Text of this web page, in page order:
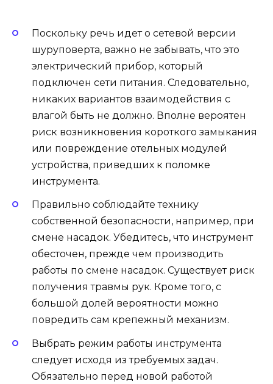
Поскольку речь идет о сетевой версии
шуруповерта, важно не забывать, что это
электрический прибор, который
подключен сети питания. Следовательно,
никаких вариантов взаимодействия с
влагой быть не должно. Вполне вероятен
риск возникновения короткого замыкания
или повреждение отельных модулей
устройства, приведших к поломке
инструмента.
Правильно соблюдайте технику
собственной безопасности, например, при
смене насадок. Убедитесь, что инструмент
обесточен, прежде чем производить
работы по смене насадок. Существует риск
получения травмы рук. Кроме того, с
большой долей вероятности можно
повредить сам крепежный механизм.
Выбрать режим работы инструмента
следует исходя из требуемых задач.
Обязательно перед новой работой